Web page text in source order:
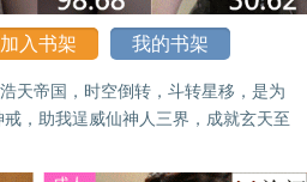
加入书架 我的书架
天帝国，时空倒转，斗转星移，是为
，助我逞威仙神人三界，成就玄天至